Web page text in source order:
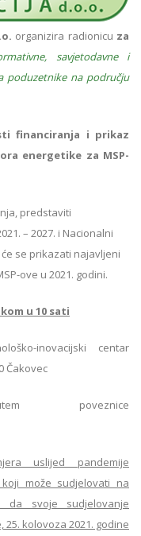
organizira radionicu za
savjetodavne i
poduzetnike na području
financiranja i prikaz
energetike za MSP-
predstaviti
– 2027. i Nacionalni
se prikazati najavljeni
ove u 2021. godini.
u 10 sati
inovacijski centar
Čakovec
poveznice
uslijed pandemije
može sudjelovati na
da svoje sudjelovanje
25. kolovoza 2021. godine